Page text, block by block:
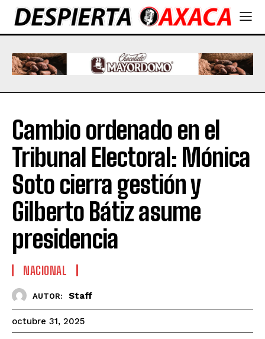
Cambio ordenado en el
Tribunal Electoral: Mónica
Soto cierra gestión y
Gilberto Bátiz asume
presidencia
NACIONAL
AUTOR: Staff
octubre 31, 2025